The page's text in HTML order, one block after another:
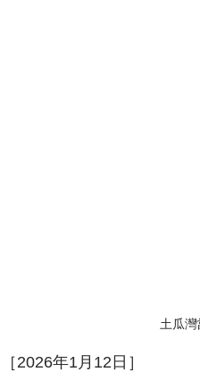
土瓜
［2026年1月12日］